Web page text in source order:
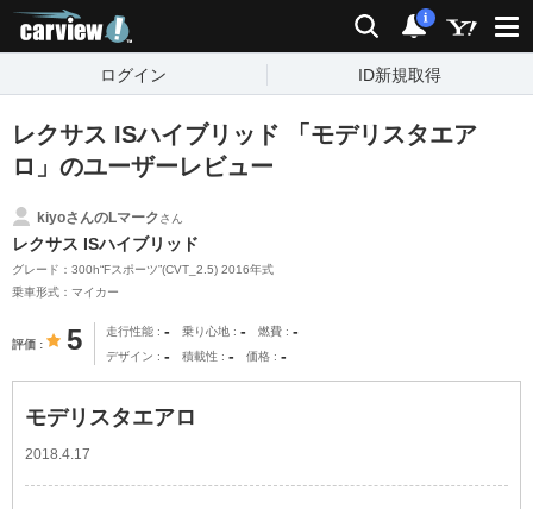
検索 通知
i
ログイン ID新規取得
レクサス ISハイブリッド 「モデリスタエア
ロ」のユーザーレビュー
kiyoさんのLマークさん
レクサス ISハイブリッド
グレード：300h“Fスポーツ”(CVT_2.5) 2016年式
乗車形式：マイカー
評価 5 走行性能 - 乗り心地 - 燃費 -
デザイン - 積載性 - 価格 -
モデリスタエアロ
2018.4.17